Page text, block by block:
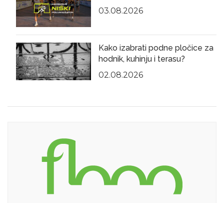
03.08.2026
Kako izabrati podne pločice za
hodnik, kuhinju i terasu?
02.08.2026